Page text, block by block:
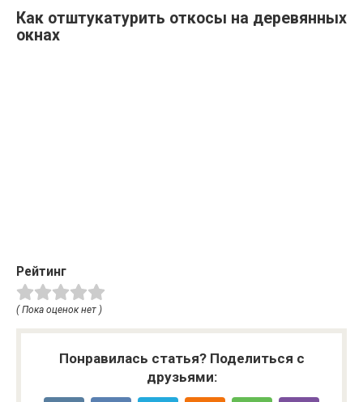
Как отштукатурить откосы на деревянных
окнах
Рейтинг
( Пока оценок нет )
Понравилась статья? Поделиться с
друзьями: